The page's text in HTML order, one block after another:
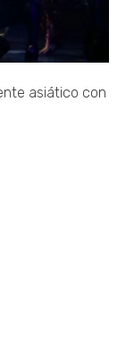
asiático con